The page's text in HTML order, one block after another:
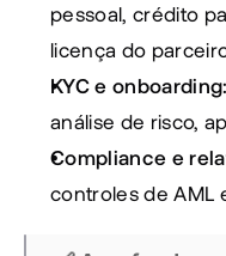
pessoal, crédito
licença do
KYC e onboarding:
análise de risco,
Compliance e
controles de AML